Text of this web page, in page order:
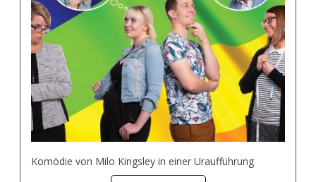
Komödie von Milo Kingsley in einer Uraufführung